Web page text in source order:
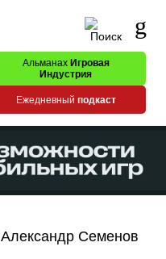
Альманах Игровая
Индустрия
Ежедневный подкаст
Александр Семенов